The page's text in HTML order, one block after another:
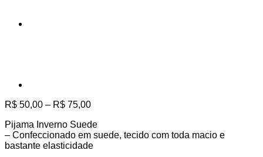
R$ 50,00 – R$ 75,00Faixa
preço:
R$ 50,00
através
Pijama Inverno Suede
– Confeccionado em suede, tecido com toda macio e
bastante elasticidade